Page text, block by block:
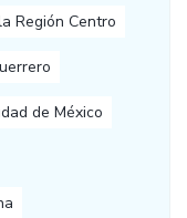
Región Centro
de México